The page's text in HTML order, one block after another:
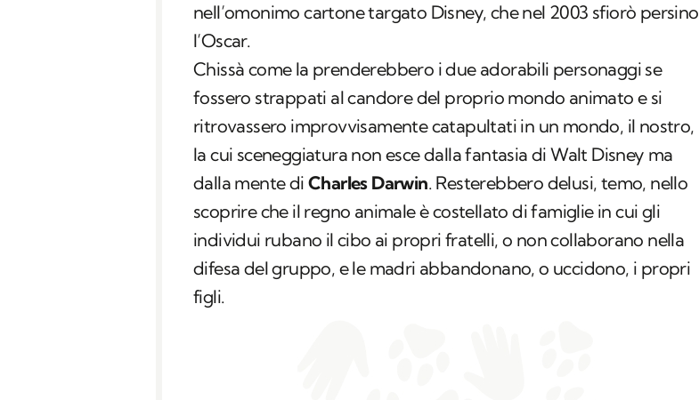
nell’omonimo cartone targato Disney, che nel 2003 sfiorò persino
l’Oscar.
Chissà come la prenderebbero i due adorabili personaggi se
fossero strappati al candore del proprio mondo animato e si
ritrovassero improvvisamente catapultati in un mondo, il nostro,
la cui sceneggiatura non esce dalla fantasia di Walt Disney ma
dalla mente diCharles Darwin. Resterebbero delusi, temo, nello
scoprire che il regno animale è costellato di famiglie in cui gli
individui rubano il cibo ai propri fratelli, o non collaborano nella
difesa del gruppo, e le madri abbandonano, o uccidono, i propri
figli.